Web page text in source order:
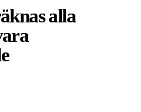
alla